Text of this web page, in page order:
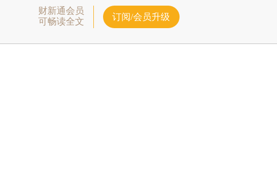
财新通会员
可畅读全文
订阅/会员升级